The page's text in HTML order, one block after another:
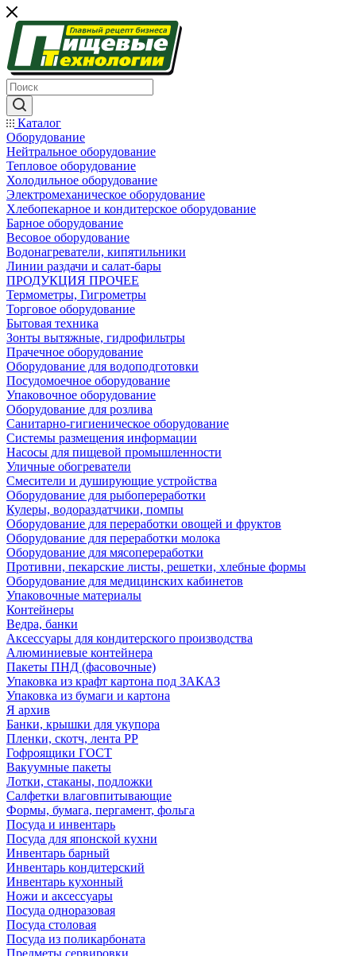
Каталог
Оборудование
Нейтральное оборудование
Тепловое оборудование
Холодильное оборудование
Электромеханическое оборудование
Хлебопекарное и кондитерское оборудование
Барное оборудование
Весовое оборудование
Водонагреватели, кипятильники
Линии раздачи и салат-бары
ПРОДУКЦИЯ ПРОЧЕЕ
Термометры, Гигрометры
Торговое оборудование
Бытовая техника
Зонты вытяжные, гидрофильтры
Прачечное оборудование
Оборудование для водоподготовки
Посудомоечное оборудование
Упаковочное оборудование
Оборудование для розлива
Санитарно-гигиеническое оборудование
Системы размещения информации
Насосы для пищевой промышленности
Уличные обогреватели
Смесители и душирующие устройства
Оборудование для рыбопереработки
Кулеры, водораздатчики, помпы
Оборудование для переработки овощей и фруктов
Оборудование для переработки молока
Оборудование для мясопереработки
Противни, пекарские листы, решетки, хлебные формы
Оборудование для медицинских кабинетов
Упаковочные материалы
Контейнеры
Ведра, банки
Аксессуары для кондитерского производства
Алюминиевые контейнера
Пакеты ПНД (фасовочные)
Упаковка из крафт картона под ЗАКАЗ
Упаковка из бумаги и картона
Я архив
Банки, крышки для укупора
Пленки, скотч, лента РР
Гофроящики ГОСТ
Вакуумные пакеты
Лотки, стаканы, подложки
Салфетки влаговпитывающие
Формы, бумага, пергамент, фольга
Посуда и инвентарь
Посуда для японской кухни
Инвентарь барный
Инвентарь кондитерский
Инвентарь кухонный
Ножи и аксессуары
Посуда одноразовая
Посуда столовая
Посуда из поликарбоната
Предметы сервировки